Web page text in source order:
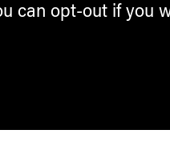
can opt-out if you